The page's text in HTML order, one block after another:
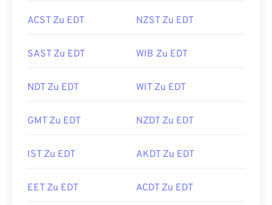
ACST Zu EDT NZST Zu EDT
SAST Zu EDT WIB Zu EDT
NDT Zu EDT WIT Zu EDT
GMT Zu EDT NZDT Zu EDT
IST Zu EDT AKDT Zu EDT
EET Zu EDT ACDT Zu EDT